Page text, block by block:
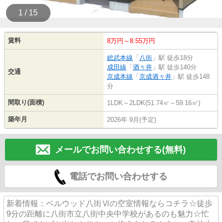
1 / 15
賃料 8万円～8.55万円
交通
総武本線 「 八街 」駅 徒歩18分
成田線 「酒々井 」駅 徒歩140分
京成本線 「京成酒々井 」駅 徒歩148
分
間取り(面積) 1LDK～2LDK(51.74㎡～59.16㎡)
築年月 2026年 9月(予定)
メールでお問い合わせする(無料)
電話でお問い合わせする
新着情報：ベルウッド八街Ⅵの空室情報ならコチラ☆徒歩
9分の距離に八街市立八街中央中学校があるのも魅力☆忙